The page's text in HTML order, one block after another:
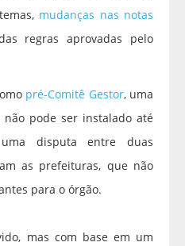
mudanças nas notas
regras aprovadas pelo
pré-Comitê Gestor, uma
pode ser instalado até
disputa entre duas
as prefeituras, que não
para o órgão.
mas com base em um